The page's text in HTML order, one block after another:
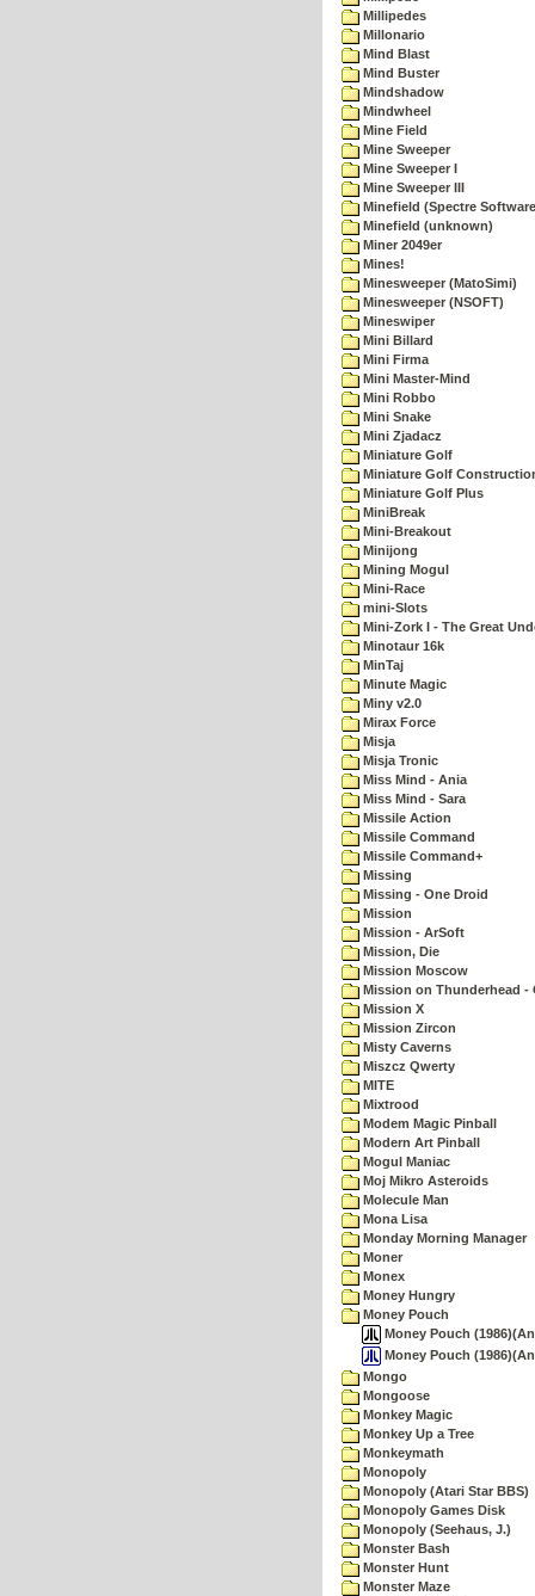
Millipedes
Millonario
Mind Blast
Mind Buster
Mindshadow
Mindwheel
Mine Field
Mine Sweeper
Mine Sweeper I
Mine Sweeper III
Minefield (Spectre
Minefield (unknown)
Miner 2049er
Mines!
Minesweeper (MatoSimi)
Minesweeper (NSOFT)
Mineswiper
Mini Billard
Mini Firma
Mini Master-Mind
Mini Robbo
Mini Snake
Mini Zjadacz
Miniature Golf
Miniature Golf
Miniature Golf Plus
MiniBreak
Mini-Breakout
Minijong
Mining Mogul
Mini-Race
mini-Slots
Mini-Zork I - The Great
Minotaur 16k
MinTaj
Minute Magic
Miny v2.0
Mirax Force
Misja
Misja Tronic
Miss Mind - Ania
Miss Mind - Sara
Missile Action
Missile Command
Missile Command+
Missing
Missing - One Droid
Mission
Mission - ArSoft
Mission, Die
Mission Moscow
Mission on Thunderhead -
Mission X
Mission Zircon
Misty Caverns
Miszcz Qwerty
MITE
Mixtrood
Modem Magic Pinball
Modern Art Pinball
Mogul Maniac
Moj Mikro Asteroids
Molecule Man
Mona Lisa
Monday Morning Manager
Moner
Monex
Money Hungry
Money Pouch
Money Pouch
Money Pouch
Mongo
Mongoose
Monkey Magic
Monkey Up a Tree
Monkeymath
Monopoly
Monopoly (Atari Star BBS)
Monopoly Games Disk
Monopoly (Seehaus, J.)
Monster Bash
Monster Hunt
Monster Maze